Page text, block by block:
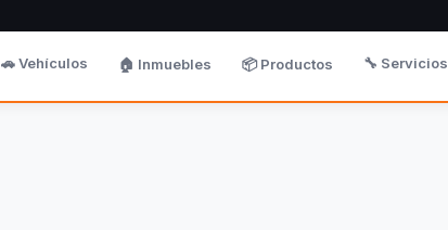
🚗 Vehículos 🏠 Inmuebles 📦 Productos 🔧 Servicios